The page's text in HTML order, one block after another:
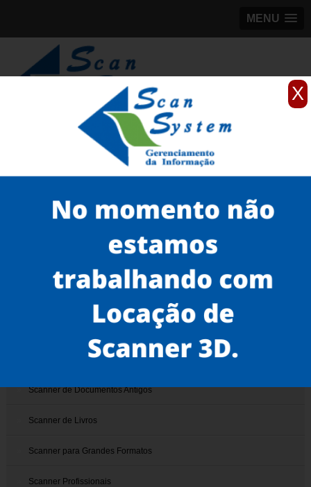
X
MENU
98184-5245
Scanner profissionais
scanner fujitsu de mesa
scanners profissionais Campinas
Serviços
Scanner de Documentos
Scanner de Documentos Antigos
Scanner de Livros
Scanner para Grandes Formatos
Scanner Profissionais